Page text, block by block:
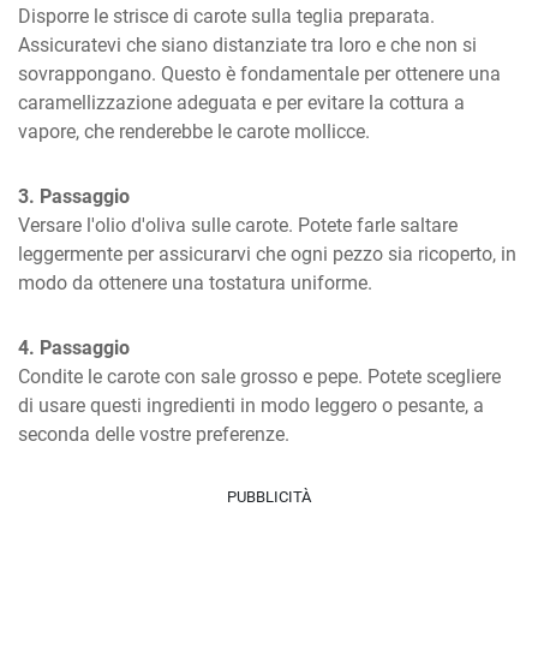
Disporre le strisce di carote sulla teglia preparata.
Assicuratevi che siano distanziate tra loro e che non si
sovrappongano. Questo è fondamentale per ottenere una
caramellizzazione adeguata e per evitare la cottura a
vapore, che renderebbe le carote mollicce.
3. Passaggio
Versare l'olio d'oliva sulle carote. Potete farle saltare
leggermente per assicurarvi che ogni pezzo sia ricoperto, in
modo da ottenere una tostatura uniforme.
4. Passaggio
Condite le carote con sale grosso e pepe. Potete scegliere
di usare questi ingredienti in modo leggero o pesante, a
seconda delle vostre preferenze.
PUBBLICITÀ